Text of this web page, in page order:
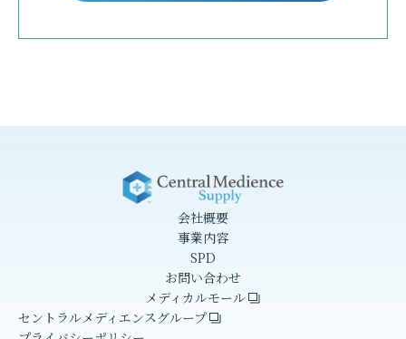
会社概要
事業内容
SPD
お問い合わせ
メディカルモール
セントラルメディエンスグループ